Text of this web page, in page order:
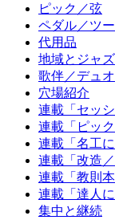
ピック／弦
ペダル／ツ
代用品
地域とジャズ
歌伴／デュオ
穴場紹介
連載「セッ
連載「ピック
連載「名工に
連載「改造
連載「教則
連載「達人
集中と継続